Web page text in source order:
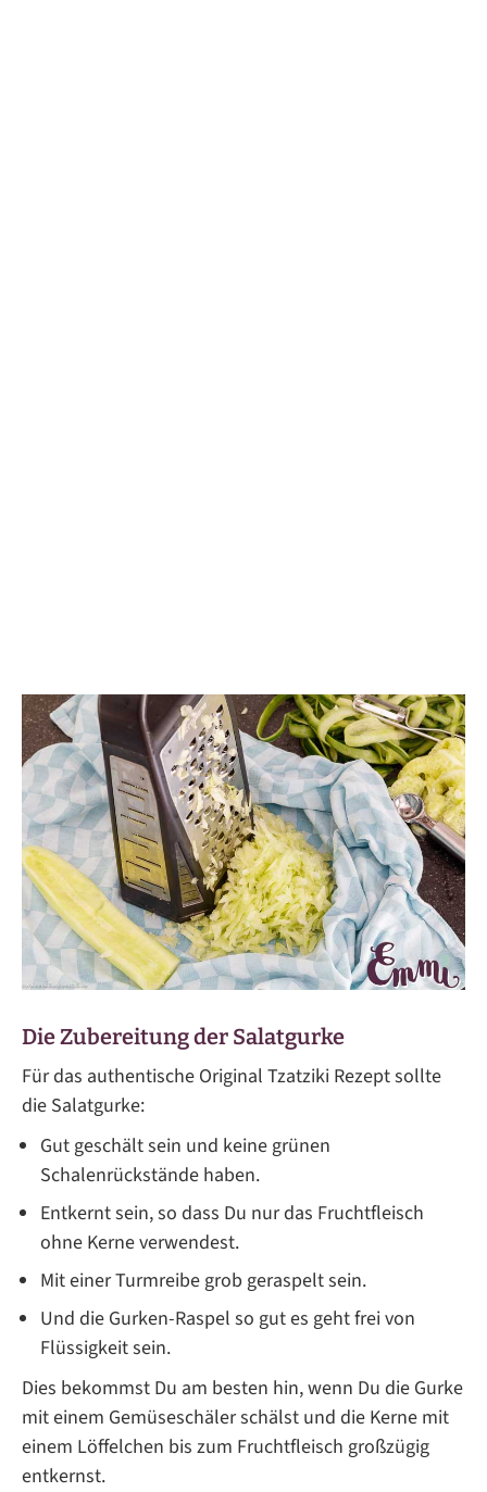
Die Zubereitung der Salatgurke
Für das authentische Original Tzatziki Rezept sollte
die Salatgurke:
Gut geschält sein und keine grünen
Schalenrückstände haben.
Entkernt sein, so dass Du nur das Fruchtfleisch
ohne Kerne verwendest.
Mit einer Turmreibe grob geraspelt sein.
Und die Gurken-Raspel so gut es geht frei von
Flüssigkeit sein.
Dies bekommst Du am besten hin, wenn Du die Gurke
mit einem Gemüseschäler schälst und die Kerne mit
einem Löffelchen bis zum Fruchtfleisch großzügig
entkernst.